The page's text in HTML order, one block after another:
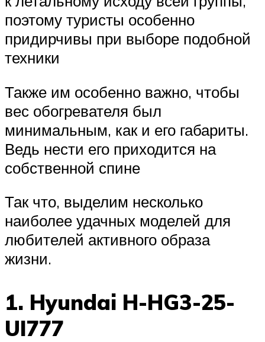
поэтому туристы особенно
придирчивы при выборе подобной
техники
Также им особенно важно, чтобы
вес обогревателя был
минимальным, как и его габариты.
Ведь нести его приходится на
собственной спине
Так что, выделим несколько
наиболее удачных моделей для
любителей активного образа
жизни.
1. Hyundai H-HG3-25-
UI777